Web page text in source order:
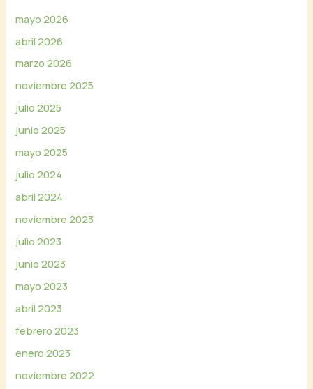
mayo 2026
abril 2026
marzo 2026
noviembre 2025
julio 2025
junio 2025
mayo 2025
julio 2024
abril 2024
noviembre 2023
julio 2023
junio 2023
mayo 2023
abril 2023
febrero 2023
enero 2023
noviembre 2022